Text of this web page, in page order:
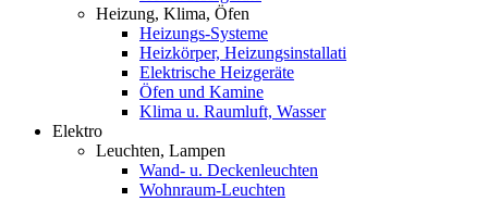
Heizung, Klima, Öfen
Heizungs-Systeme
Heizkörper, Heizungsinstallati
Elektrische Heizgeräte
Öfen und Kamine
Klima u. Raumluft, Wasser
Elektro
Leuchten, Lampen
Wand- u. Deckenleuchten
Wohnraum-Leuchten